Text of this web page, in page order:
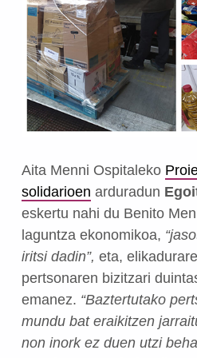
Aita Menni Ospitaleko
solidarioen arduradun
eskertu nahi du Benito
laguntza ekonomikoa,
iritsi dadin”, eta,
pertsonaren bizitzari
emanez. “Baztertutako
mundu bat eraikitzen
non inork ez duen utzi